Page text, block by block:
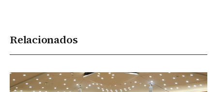
Relacionados